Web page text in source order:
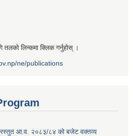
तलको लिन्कमा क्लिक गर्नुहोस् ।
ne/publications
प्रस्तुत आ.व. २०८३/८४ को बजेट वक्तव्य